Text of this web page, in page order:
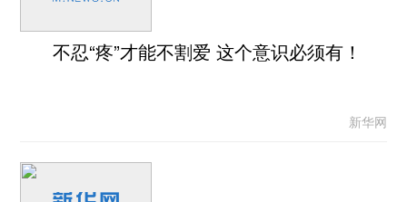
不忍“疼”才能不割爱 这个意识必须有！
新华网